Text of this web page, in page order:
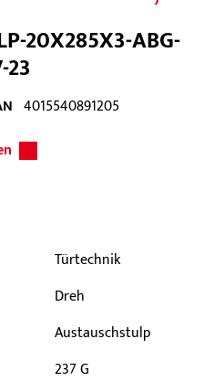
20X285X3-ABG-
23
4015540891205
Türtechnik
Dreh
Austauschstulp
237 G